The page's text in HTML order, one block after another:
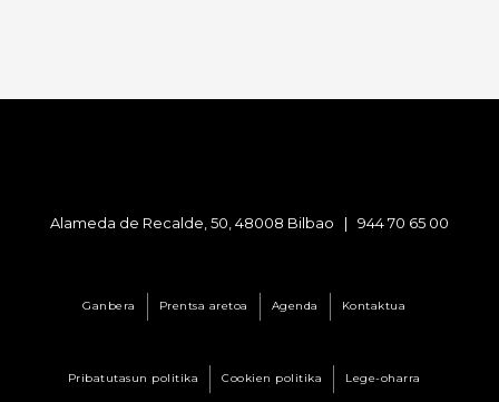
Alameda de Recalde, 50, 48008 Bilbao | 944 70 65 00
Ganbera Prentsa aretoa Agenda Kontaktua
Pribatutasun politika Cookien politika Lege-oharra